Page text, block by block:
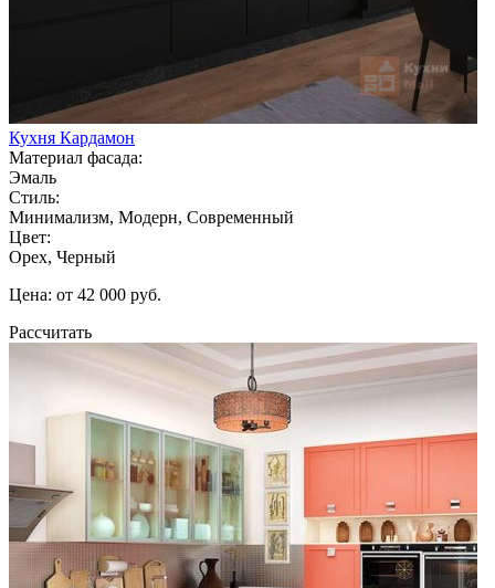
Кухня Кардамон
Материал фасада:
Эмаль
Стиль:
Минимализм, Модерн, Современный
Цвет:
Орех, Черный
Цена: от 42 000 руб.
Рассчитать